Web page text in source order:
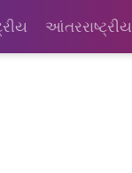
આંતરરાષ્ટ્રીય